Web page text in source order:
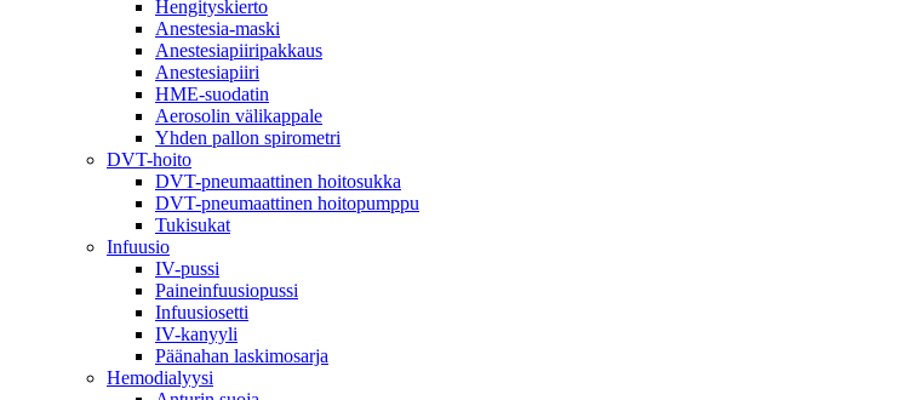
Hengityskierto
Anestesia-maski
Anestesiapiiripakkaus
Anestesiapiiri
HME-suodatin
Aerosolin välikappale
Yhden pallon spirometri
DVT-hoito
DVT-pneumaattinen hoitosukka
DVT-pneumaattinen hoitopumppu
Tukisukat
Infuusio
IV-pussi
Paineinfuusiopussi
Infuusiosetti
IV-kanyyli
Päänahan laskimosarja
Hemodialyysi